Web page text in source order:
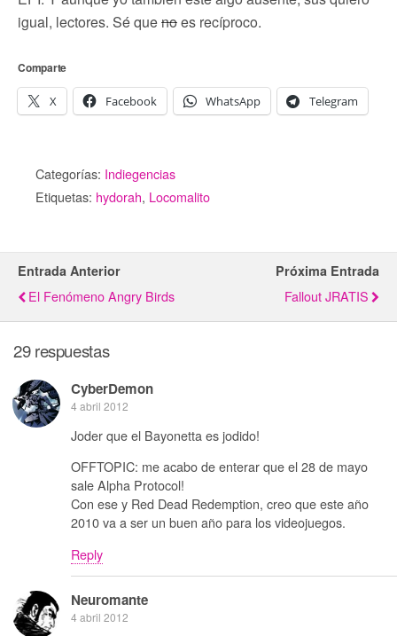
igual, lectores. Sé quenoes recíproco.
Comparte
X Facebook WhatsApp Telegram
Categorías: Indiegencias
Etiquetas: hydorah, Locomalito
Entrada Anterior
El Fenómeno Angry Birds
Próxima Entrada
Fallout JRATIS
29 respuestas
CyberDemon
4 abril 2012
Joder que el Bayonetta es jodido!
OFFTOPIC: me acabo de enterar que el 28 de mayo
sale Alpha Protocol!
Con ese y Red Dead Redemption, creo que este año
2010 va a ser un buen año para los videojuegos.
Reply
Neuromante
4 abril 2012